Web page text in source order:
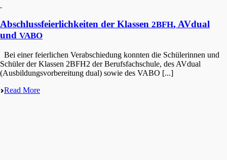
Abschlussfeierlichkeiten der Klassen 2BFH, AVdual
und VABO
Bei einer feier­li­chen Verab­schie­dung konnten die Schüle­rin­nen und
Schüler der Klassen 2BFH2 der Berufs­fach­schu­le, des AVdual
(Ausbil­dungs­vor­be­rei­tung dual) sowie des VABO [...]
Read More